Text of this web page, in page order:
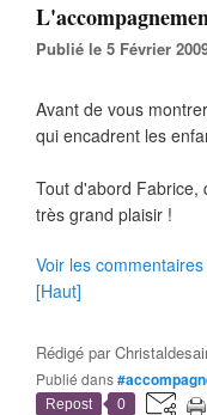
Publié le 5 Février
Avant de vous
qui encadrent les
Tout d'abord Fabrice,
très grand plaisir !
Voir les commentaires
[Haut]
Rédigé par
Publié dans
Repost 0